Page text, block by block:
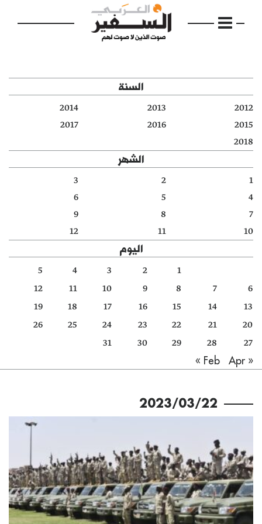
الرئيسية
مواضيع
دفاتر
الأرشيف
السنة
2012
2013
2014
2015
2016
2017
2018
الشهر
1
2
3
4
5
6
7
8
9
10
11
12
اليوم
1
2
3
4
5
6
7
8
9
10
11
12
13
14
15
16
17
18
19
20
21
22
23
24
25
26
27
28
29
30
31
« Feb
Apr »
2023/03/22